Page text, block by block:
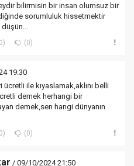
bilirmisin bir insan olumsuz bir
sorumluluk hissetmektir
düşün...
(0)
19:30
ile kıyaslamak,aklını belli
demek herhangi bir
demek,sen hangi dünyanın
(0)
/ 09/10/2024 21:50